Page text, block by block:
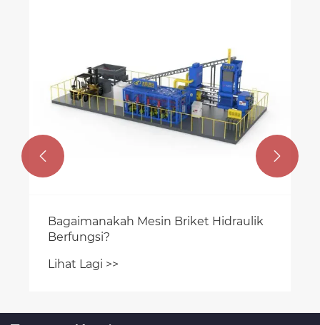
Gunting Hidraulik dalam Industri
Moden
Lihat Lagi >>
 